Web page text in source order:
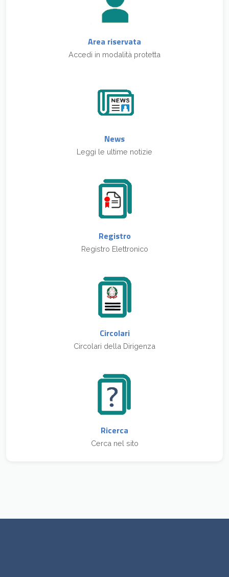
Area riservata
Accedi in modalità protetta
News
Leggi le ultime notizie
Registro
Registro Elettronico
Circolari
Circolari della Dirigenza
Ricerca
Cerca nel sito